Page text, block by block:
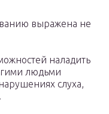
выражена не
наладить
людьми
слуха,